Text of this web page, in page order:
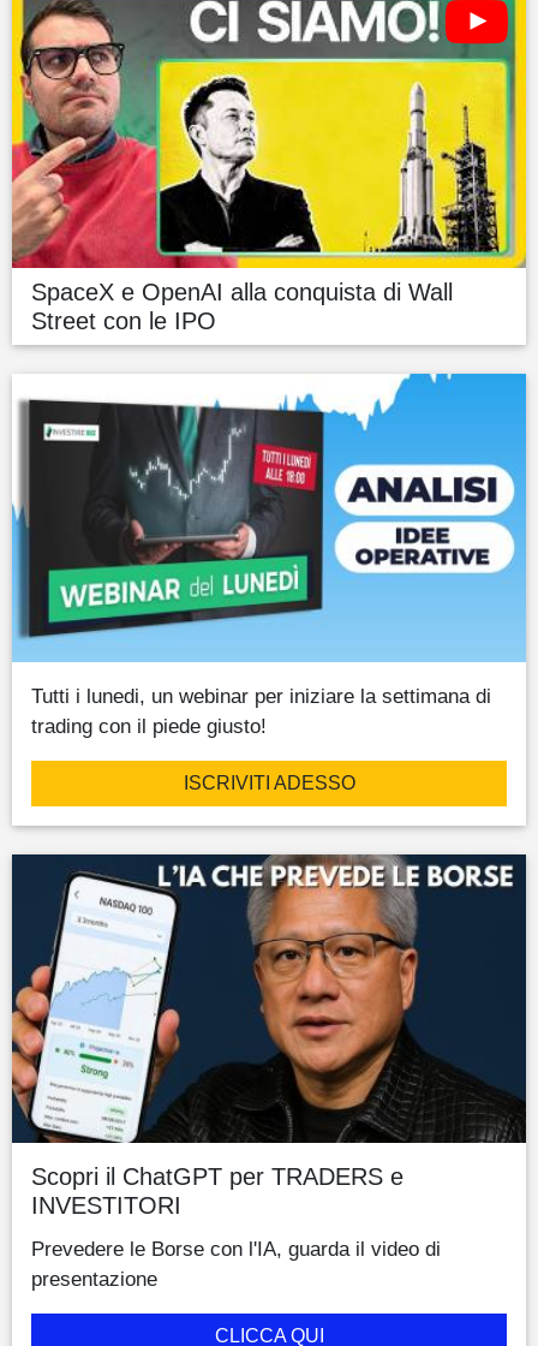
SpaceX e OpenAI alla conquista di Wall
Street con le IPO
Tutti i lunedi, un webinar per iniziare la settimana di
trading con il piede giusto!
ISCRIVITI ADESSO
Scopri il ChatGPT per TRADERS e
INVESTITORI
Prevedere le Borse con l'IA, guarda il video di
presentazione
CLICCA QUI